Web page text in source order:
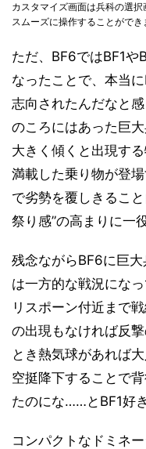
カスタマイズ画面は兵科の選
スムーズに操作することができ
ただ、BF6ではBF1や
なったことで、本当
志向されたんだなと
のころにはあった巨
大きく傾くと出現す
満載した乗り物が登
で劣勢を覆しきるこ
祭り感”の高まりに一
残念ながらBF6に巨
は一方的な戦況にな
リスポーン付近まで
の出現もなければ反
とき熱気球があれば
空挺降下することで
たのにな……とBF1好
コンパクトなドミネ